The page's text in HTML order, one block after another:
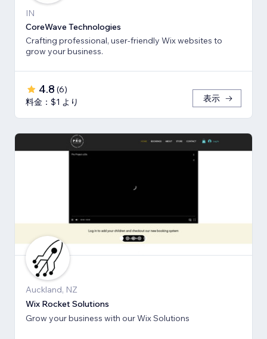
IN
CoreWave Technologies
Crafting professional, user-friendly Wix websites to
grow your business.
4.8 (6)
料金：$1 より
表示
Auckland, NZ
Wix Rocket Solutions
Grow your business with our Wix Solutions